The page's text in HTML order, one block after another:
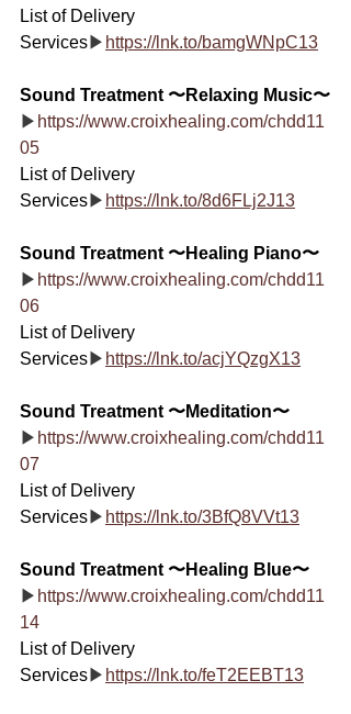
List of Delivery
Services▶ https://lnk.to/bamgWNpC13
Sound Treatment 〜Relaxing Music〜
▶ https://www.croixhealing.com/chdd11
05
List of Delivery
Services▶ https://lnk.to/8d6FLj2J13
Sound Treatment 〜Healing Piano〜
▶ https://www.croixhealing.com/chdd11
06
List of Delivery
Services▶ https://lnk.to/acjYQzgX13
Sound Treatment 〜Meditation〜
▶ https://www.croixhealing.com/chdd11
07
List of Delivery
Services▶ https://lnk.to/3BfQ8VVt13
Sound Treatment 〜Healing Blue〜
▶ https://www.croixhealing.com/chdd11
14
List of Delivery
Services▶ https://lnk.to/feT2EEBT13